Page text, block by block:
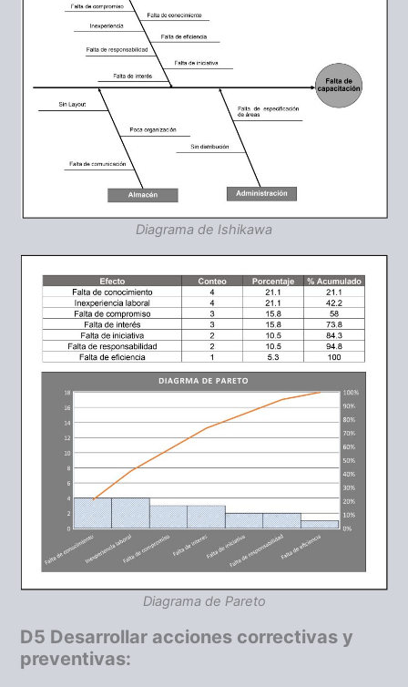
Diagrama de Ishikawa
Diagrama de Pareto
D5 Desarrollar acciones correctivas y
preventivas: